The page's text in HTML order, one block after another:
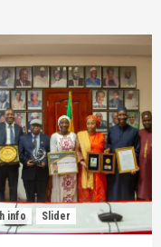
info Slider